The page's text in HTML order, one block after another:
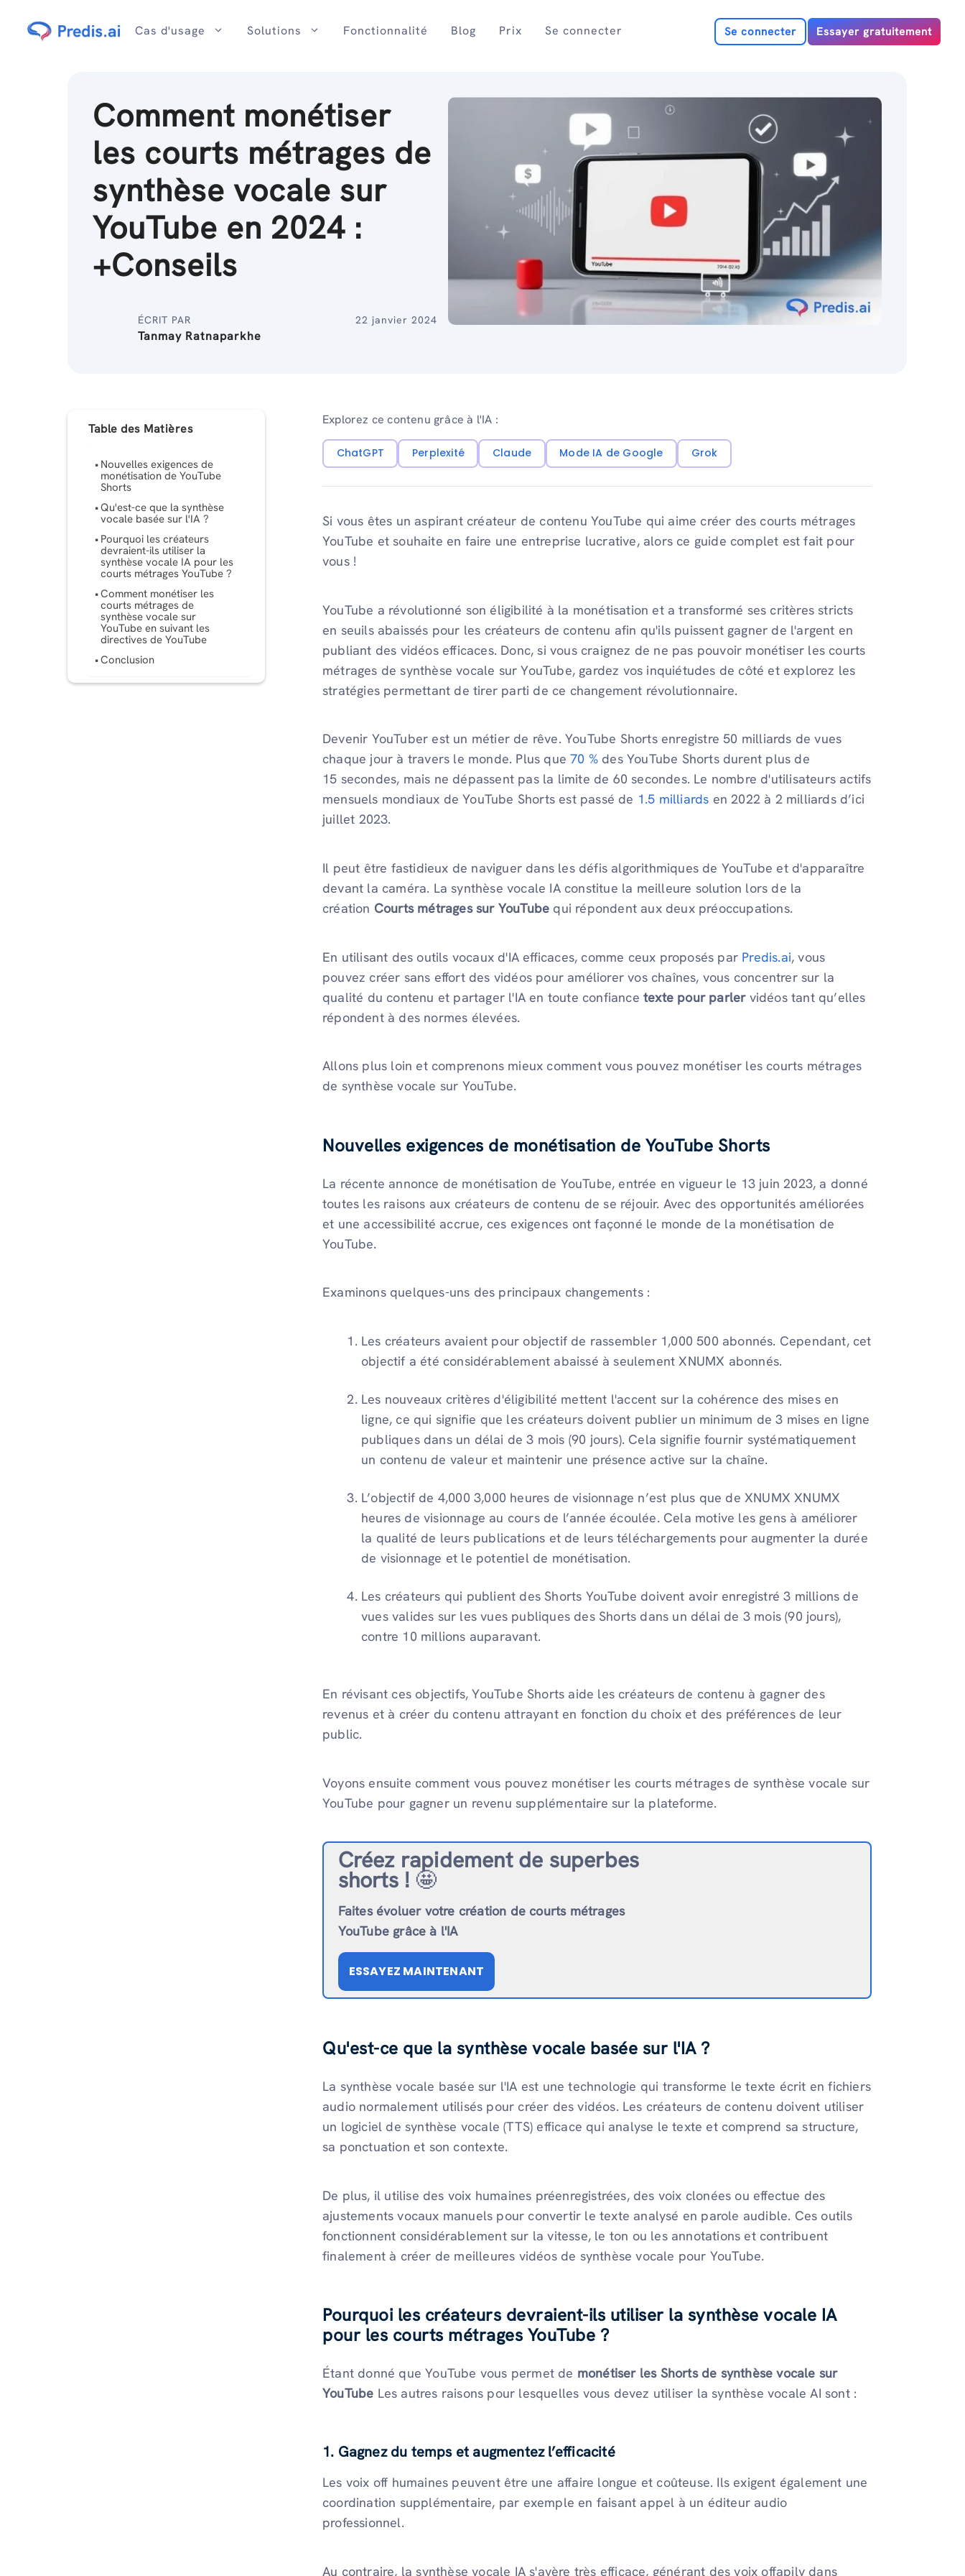
contenu
Cas d'usage Solutions Fonctionnalité Blog Prix Se connecter Se connecter Essayer gratuitement
Comment monétiser
les courts métrages de
synthèse vocale sur
YouTube en 2024 :
+Conseils
ÉCRIT PAR
Tanmay Ratnaparkhe
22 janvier 2024
Table des Matières
Nouvelles exigences de
monétisation de YouTube
Shorts
Qu'est-ce que la synthèse
vocale basée sur l'IA ?
Pourquoi les créateurs
devraient-ils utiliser la
synthèse vocale IA pour les
courts métrages YouTube ?
Comment monétiser les
courts métrages de
synthèse vocale sur
YouTube en suivant les
directives de YouTube
Conclusion
Explorez ce contenu grâce à l'IA :
ChatGPT Perplexité Claude Mode IA de Google Grok
Si vous êtes un aspirant créateur de contenu YouTube qui aime créer des courts métrages
YouTube et souhaite en faire une entreprise lucrative, alors ce guide complet est fait pour
vous !
YouTube a révolutionné son éligibilité à la monétisation et a transformé ses critères stricts
en seuils abaissés pour les créateurs de contenu afin qu'ils puissent gagner de l'argent en
publiant des vidéos efficaces. Donc, si vous craignez de ne pas pouvoir monétiser les courts
métrages de synthèse vocale sur YouTube, gardez vos inquiétudes de côté et explorez les
stratégies permettant de tirer parti de ce changement révolutionnaire.
Devenir YouTuber est un métier de rêve. YouTube Shorts enregistre 50 milliards de vues
chaque jour à travers le monde. Plus que70 % des YouTube Shorts durent plus de
15 secondes, mais ne dépassent pas la limite de 60 secondes. Le nombre d'utilisateurs actifs
mensuels mondiaux de YouTube Shorts est passé de 1.5 milliards en 2022 à 2 milliards d’ici
juillet 2023.
Il peut être fastidieux de naviguer dans les défis algorithmiques de YouTube et d'apparaître
devant la caméra. La synthèse vocale IA constitue la meilleure solution lors de la
création Courts métrages sur YouTube qui répondent aux deux préoccupations.
En utilisant des outils vocaux d'IA efficaces, comme ceux proposés par Predis.ai, vous
pouvez créer sans effort des vidéos pour améliorer vos chaînes, vous concentrer sur la
qualité du contenu et partager l'IA en toute confiancetexte pour parler vidéos tant qu’elles
répondent à des normes élevées.
Allons plus loin et comprenons mieux comment vous pouvez monétiser les courts métrages
de synthèse vocale sur YouTube.
Nouvelles exigences de monétisation de YouTube Shorts
La récente annonce de monétisation de YouTube, entrée en vigueur le 13 juin 2023, a donné
toutes les raisons aux créateurs de contenu de se réjouir. Avec des opportunités améliorées
et une accessibilité accrue, ces exigences ont façonné le monde de la monétisation de
YouTube.
Examinons quelques-uns des principaux changements :
Les créateurs avaient pour objectif de rassembler 1,000 500 abonnés. Cependant, cet
objectif a été considérablement abaissé à seulement XNUMX abonnés.
Les nouveaux critères d'éligibilité mettent l'accent sur la cohérence des mises en
ligne, ce qui signifie que les créateurs doivent publier un minimum de 3 mises en ligne
publiques dans un délai de 3 mois (90 jours). Cela signifie fournir systématiquement
un contenu de valeur et maintenir une présence active sur la chaîne.
L’objectif de 4,000 3,000 heures de visionnage n’est plus que de XNUMX XNUMX
heures de visionnage au cours de l’année écoulée. Cela motive les gens à améliorer
la qualité de leurs publications et de leurs téléchargements pour augmenter la durée
de visionnage et le potentiel de monétisation.
Les créateurs qui publient des Shorts YouTube doivent avoir enregistré 3 millions de
vues valides sur les vues publiques des Shorts dans un délai de 3 mois (90 jours),
contre 10 millions auparavant.
En révisant ces objectifs, YouTube Shorts aide les créateurs de contenu à gagner des
revenus et à créer du contenu attrayant en fonction du choix et des préférences de leur
public.
Voyons ensuite comment vous pouvez monétiser les courts métrages de synthèse vocale sur
YouTube pour gagner un revenu supplémentaire sur la plateforme.
Créez rapidement de superbes
shorts ! 🤩
Faites évoluer votre création de courts métrages
YouTube grâce à l'IA
ESSAYEZ MAINTENANT
Qu'est-ce que la synthèse vocale basée sur l'IA ?
La synthèse vocale basée sur l'IA est une technologie qui transforme le texte écrit en fichiers
audio normalement utilisés pour créer des vidéos. Les créateurs de contenu doivent utiliser
un logiciel de synthèse vocale (TTS) efficace qui analyse le texte et comprend sa structure,
sa ponctuation et son contexte.
De plus, il utilise des voix humaines préenregistrées, des voix clonées ou effectue des
ajustements vocaux manuels pour convertir le texte analysé en parole audible. Ces outils
fonctionnent considérablement sur la vitesse, le ton ou les annotations et contribuent
finalement à créer de meilleures vidéos de synthèse vocale pour YouTube.
Pourquoi les créateurs devraient-ils utiliser la synthèse vocale IA
pour les courts métrages YouTube ?
Étant donné que YouTube vous permet de monétiser les Shorts de synthèse vocale sur
YouTube Les autres raisons pour lesquelles vous devez utiliser la synthèse vocale AI sont :
1. Gagnez du temps et augmentez l’efficacité
Les voix off humaines peuvent être une affaire longue et coûteuse. Ils exigent également une
coordination supplémentaire, par exemple en faisant appel à un éditeur audio
professionnel.
Au contraire, la synthèse vocale IA s'avère très efficace, générant des voix offapily dans